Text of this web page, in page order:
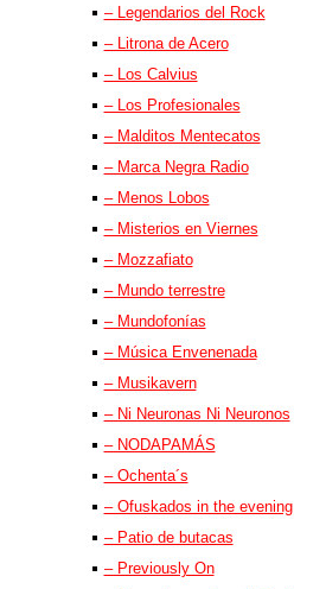
– Legendarios del Rock
– Litrona de Acero
– Los Calvius
– Los Profesionales
– Malditos Mentecatos
– Marca Negra Radio
– Menos Lobos
– Misterios en Viernes
– Mozzafiato
– Mundo terrestre
– Mundofonías
– Música Envenenada
– Musikavern
– Ni Neuronas Ni Neuronos
– NODAPAMÁS
– Ochenta´s
– Ofuskados in the evening
– Patio de butacas
– Previously On